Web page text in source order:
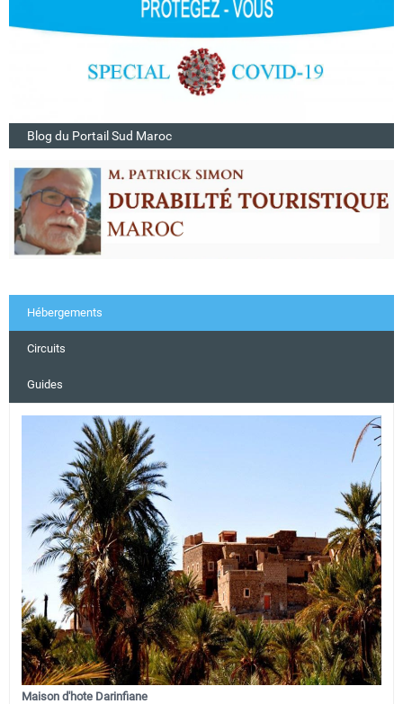
Blog du Portail Sud Maroc
Hébergements
Circuits
Guides
Maison d'hote Darinfiane